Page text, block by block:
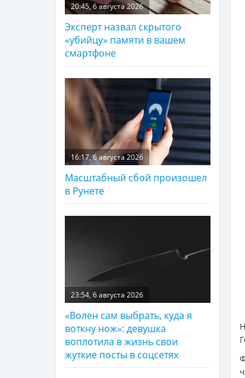
20:45, 6 августа 2026
Эксперт назвал скрытого
«убийцу» памяти в вашем
смартфоне
16:17, 6 августа 2026
Масштабный сбой произошел
в Рунете
23:54, 6 августа 2026
«Волен сам выбрать, куда я
воткну нож»: девушка
воплотила в жизнь свои
жуткие посты в соцсетях